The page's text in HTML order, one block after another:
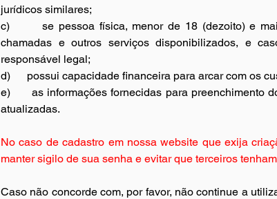
jurídicos similares;
c) se pessoa física, menor de 18 (dezoito) e
chamadas e outros serviços disponibilizados, e
responsável legal;
d) possui capacidade financeira para arcar com os
e) as informações fornecidas para preenchimento
atualizadas.
No caso de cadastro em nossa website que exija
manter sigilo de sua senha e evitar que terceiros
Caso não concorde com, por favor, não continue a